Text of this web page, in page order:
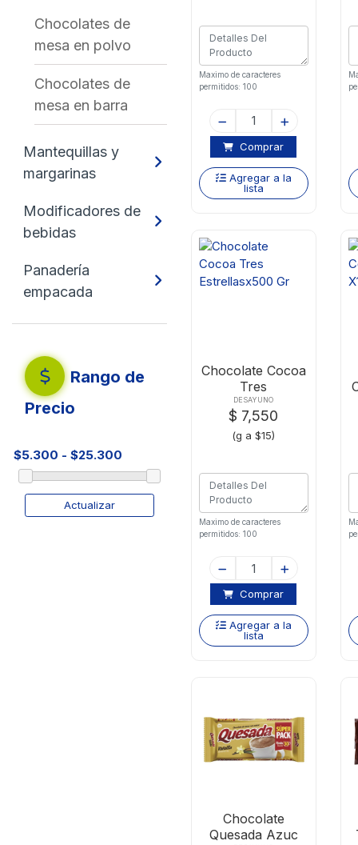
Chocolates de
mesa en polvo
Chocolates de
mesa en barra
Mantequillas y
margarinas
Modificadores de
bebidas
Panadería
empacada
Rango de
Precio
Actualizar
Maximo de caracteres
permitidos: 100
Comprar
Agregar a la
lista
Chocolate Cocoa
Tres
Estrellasx500 Gr
DESAYUNO
$ 7,550
(g a $15)
Maximo de caracteres
permitidos: 100
Comprar
Agregar a la
lista
Chocolate
Quesada Azuc